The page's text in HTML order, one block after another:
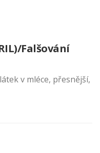
Falšování
v mléce, přesnější,